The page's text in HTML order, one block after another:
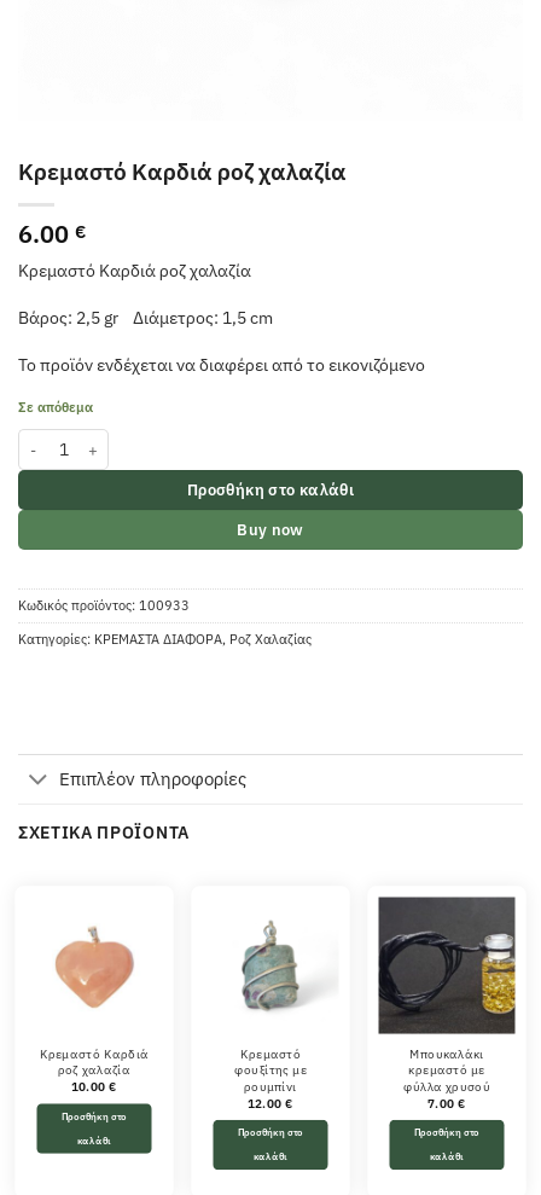
Κρεμαστό Καρδιά ροζ χαλαζία
6.00 €
Κρεμαστό Καρδιά ροζ χαλαζία
Βάρος: 2,5 gr Διάμετρος: 1,5 cm
Το προϊόν ενδέχεται να διαφέρει από το εικονιζόμενο
Σε απόθεμα
Κρεμαστό Καρδιά ροζ χαλαζία ποσότητα
Προσθήκη στο καλάθι
Buy now
Κωδικός προϊόντος: 100933
Κατηγορίες: ΚΡΕΜΑΣΤΑ ΔΙΑΦΟΡΑ, Ροζ Χαλαζίας
Επιπλέον πληροφορίες
ΣΧΕΤΙΚΆ ΠΡΟΪΌΝΤΑ
Κρεμαστό Καρδιά
ροζ χαλαζία
10.00€
Προσθήκη στο
καλάθι
Κρεμαστό
φουξίτης με
ρουμπίνι
12.00€
Προσθήκη στο
καλάθι
Μπουκαλάκι
κρεμαστό με
φύλλα χρυσού
7.00 €
Προσθήκη στο
καλάθι